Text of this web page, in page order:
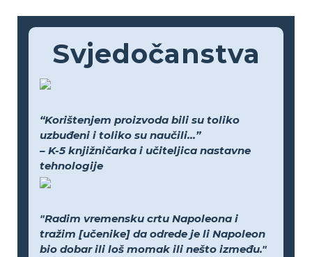
Svjedočanstva
“Korištenjem proizvoda bili su toliko
uzbuđeni i toliko su naučili...”
– K-5 knjižničarka i učiteljica nastavne
tehnologije
"Radim vremensku crtu Napoleona i
tražim [učenike] da odrede je li Napoleon
bio dobar ili loš momak ili nešto između."